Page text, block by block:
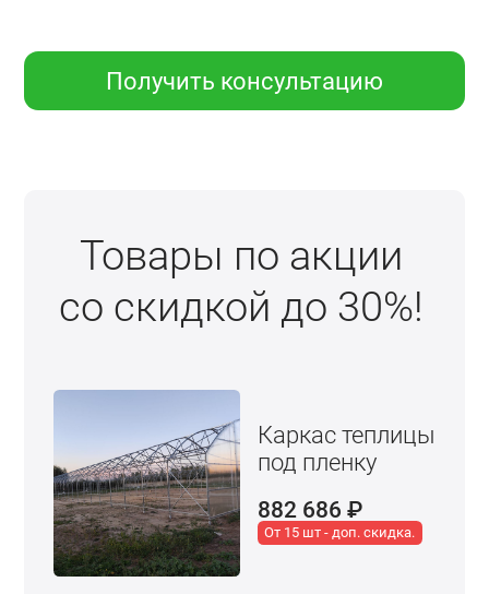
Получить консультацию
Товары по акции
со скидкой до 30%!
Каркас теплицы
под пленку
882 686 ₽
От 15 шт - доп. скидка.